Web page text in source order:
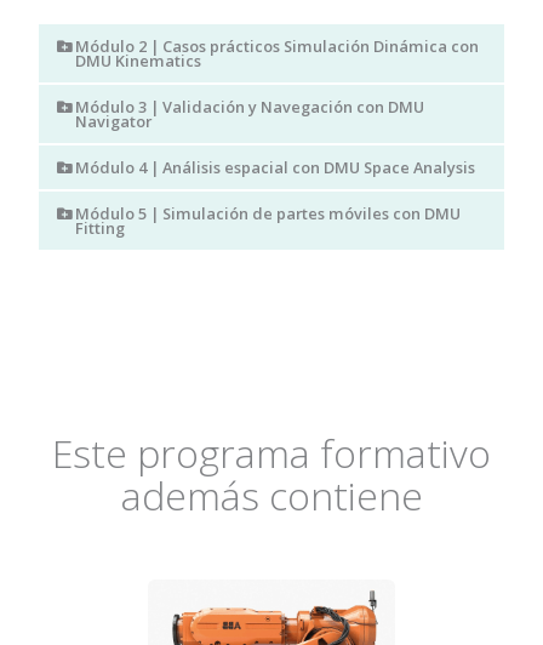
Módulo 2 | Casos prácticos Simulación Dinámica con
DMU Kinematics
Módulo 3 | Validación y Navegación con DMU
Navigator
Módulo 4 | Análisis espacial con DMU Space Analysis
Módulo 5 | Simulación de partes móviles con DMU
Fitting
Este programa formativo
además contiene